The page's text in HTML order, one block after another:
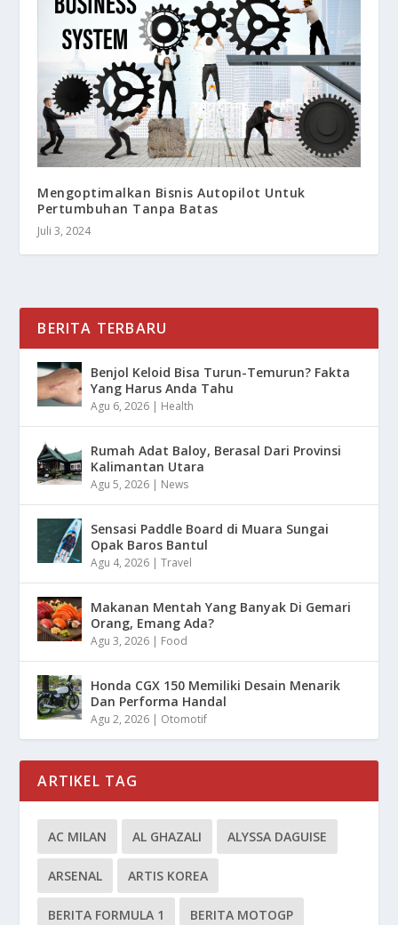
Mengoptimalkan Bisnis Autopilot Untuk
Pertumbuhan Tanpa Batas
Juli 3, 2024
BERITA TERBARU
Benjol Keloid Bisa Turun-Temurun? Fakta
Yang Harus Anda Tahu
Agu 6, 2026 | Health
Rumah Adat Baloy, Berasal Dari Provinsi
Kalimantan Utara
Agu 5, 2026 | News
Sensasi Paddle Board di Muara Sungai
Opak Baros Bantul
Agu 4, 2026 |Travel
Makanan Mentah Yang Banyak Di Gemari
Orang, Emang Ada?
Agu 3, 2026 | Food
Honda CGX 150 Memiliki Desain Menarik
Dan Performa Handal
Agu 2, 2026 | Otomotif
ARTIKEL TAG
AC MILAN AL GHAZALI ALYSSA DAGUISE
ARSENAL ARTIS KOREA
BERITA FORMULA 1 BERITA MOTOGP